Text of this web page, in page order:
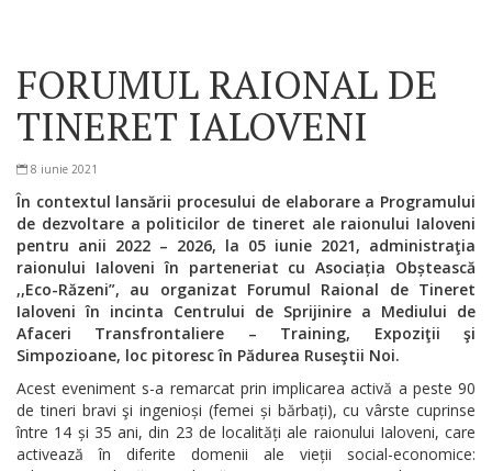
FORUMUL RAIONAL DE
TINERET IALOVENI
8 iunie 2021
În contextul lansării procesului de elaborare a Programului
de dezvoltare a politicilor de tineret ale raionului Ialoveni
pentru anii 2022 – 2026, la 05 iunie 2021, administraţia
raionului Ialoveni în parteneriat cu Asociația Obștească
,,Eco-Răzeni”, au organizat Forumul Raional de Tineret
Ialoveni în incinta Centrului de Sprijinire a Mediului de
Afaceri Transfrontaliere – Training, Expoziţii şi
Simpozioane, loc pitoresc în Pădurea Ruseştii Noi.
Acest eveniment s-a remarcat prin implicarea activă a peste 90
de tineri bravi şi ingenioși (femei și bărbați), cu vârste cuprinse
între 14 și 35 ani, din 23 de localități ale raionului Ialoveni, care
activează în diferite domenii ale vieții social-economice: